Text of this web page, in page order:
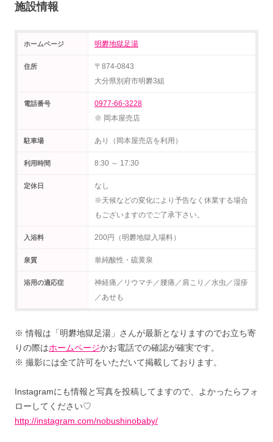
施設情報
ホームページ 明礬地獄足湯
住所
〒874-0843
大分県別府市明礬3組
電話番号
0977-66-3228
※ 岡本屋売店
駐車場 あり（岡本屋売店を利用）
利用時間 8:30 ～ 17:30
定休日
なし
※天候などの変化により予告なく休業する場合
もございますのでご了承下さい。
入浴料 200円（明礬地獄入場料）
泉質 単純酸性・硫黄泉
浴用の適応症
神経痛／リウマチ／腰痛／肩こり／水虫／湿疹
／あせも
※ 情報は「明礬地獄足湯」さんが最新となりますのでお立ち寄
りの際はホームページかお電話での確認が確実です。
※ 撮影には全て許可をいただいて掲載しております。
Instagramにも情報と写真を投稿してますので、よかったらフォ
ローしてください♡
http://instagram.com/nobushinobaby/